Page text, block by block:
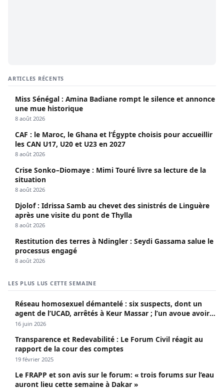
ARTICLES RÉCENTS
Miss Sénégal : Amina Badiane rompt le silence et annonce
une mue historique
8 août 2026
CAF : le Maroc, le Ghana et l’Égypte choisis pour accueillir
les CAN U17, U20 et U23 en 2027
8 août 2026
Crise Sonko–Diomaye : Mimi Touré livre sa lecture de la
situation
8 août 2026
Djolof : Idrissa Samb au chevet des sinistrés de Linguère
après une visite du pont de Thylla
8 août 2026
Restitution des terres à Ndingler : Seydi Gassama salue le
processus engagé
8 août 2026
LES PLUS LUS CETTE SEMAINE
Réseau homosexuel démantelé : six suspects, dont un
agent de l’UCAD, arrêtés à Keur Massar ; l’un avoue avoir
propagé le VIH depuis 2018
16 juin 2026
Transparence et Redevabilité : Le Forum Civil réagit au
rapport de la cour des comptes
19 février 2025
Le FRAPP et son avis sur le forum: « trois forums sur l’eau
auront lieu cette semaine à Dakar »